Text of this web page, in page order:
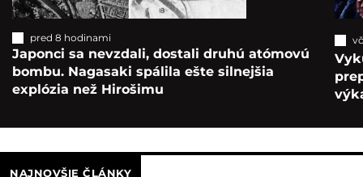
pred 8 hodinami
Japonci sa nevzdali, dostali druhú atómovú
bombu. Nagasaki spálila ešte silnejšia
explózia než Hirošimu
NAJNOVŠIE ČLÁNKY